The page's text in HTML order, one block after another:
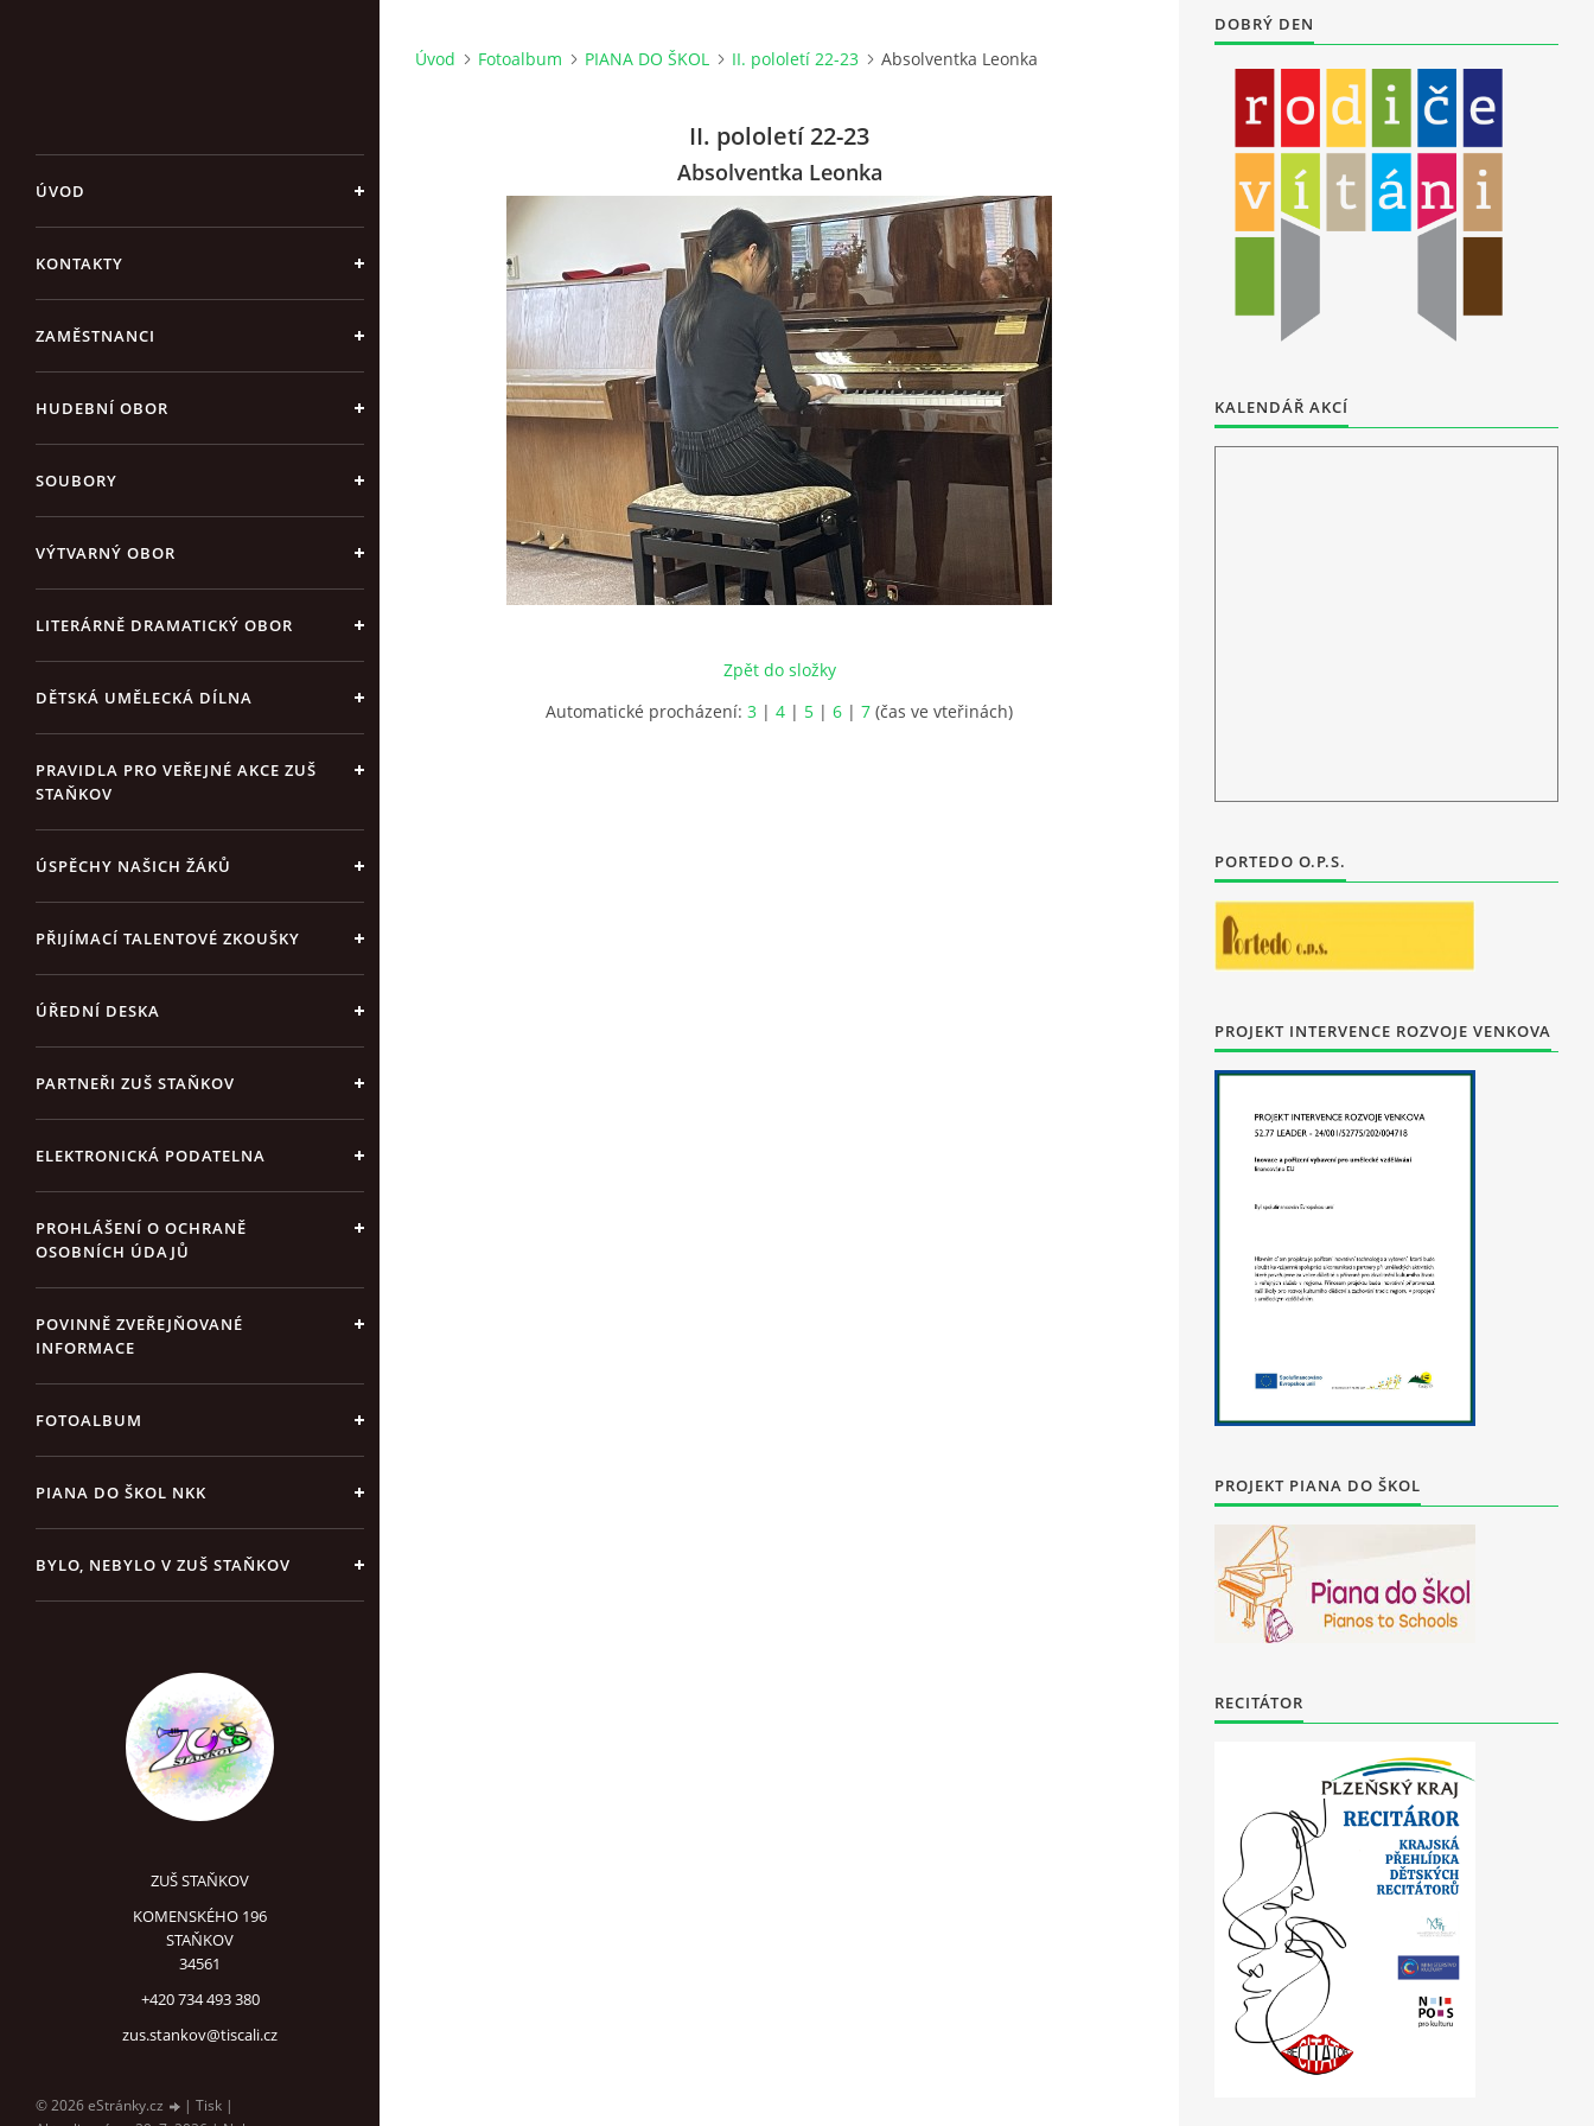
ÚVOD
KONTAKTY
ZAMĚSTNANCI
HUDEBNÍ OBOR
SOUBORY
VÝTVARNÝ OBOR
LITERÁRNĚ DRAMATICKÝ OBOR
DĚTSKÁ UMĚLECKÁ DÍLNA
PRAVIDLA PRO VEŘEJNÉ AKCE ZUŠ
STAŇKOV
ÚSPĚCHY NAŠICH ŽÁKŮ
PŘIJÍMACÍ TALENTOVÉ ZKOUŠKY
ÚŘEDNÍ DESKA
PARTNEŘI ZUŠ STAŇKOV
ELEKTRONICKÁ PODATELNA
PROHLÁŠENÍ O OCHRANĚ
OSOBNÍCH ÚDAJŮ
POVINNĚ ZVEŘEJŇOVANÉ
INFORMACE
FOTOALBUM
PIANA DO ŠKOL NKK
BYLO, NEBYLO V ZUŠ STAŇKOV
ZUŠ STAŇKOV
KOMENSKÉHO 196
STAŇKOV
34561
+420 734 493 380
zus.stankov@tiscali.cz
© 2026 eStránky.cz | Tisk |
Úvod Fotoalbum PIANA DO ŠKOL II. pololetí 22-23 Absolventka Leonka
II. pololetí 22-23
Absolventka Leonka
Zpět do složky
Automatické procházení: 3 | 4 | 5 | 6 | 7 (čas ve vteřinách)
DOBRÝ DEN
KALENDÁŘ AKCÍ
PORTEDO O.P.S.
PROJEKT INTERVENCE ROZVOJE VENKOVA
PROJEKT PIANA DO ŠKOL
RECITÁTOR